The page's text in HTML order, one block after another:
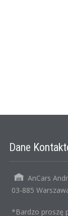
Dane
AnCars
03-885
*Bardzo proszę